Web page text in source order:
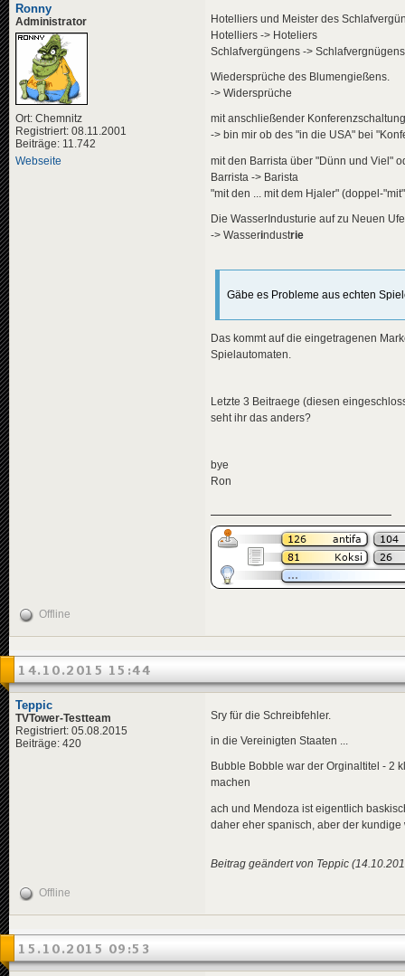
Ronny
Administrator
Ort: Chemnitz
Registriert: 08.11.2001
Beiträge: 11.742
Webseite
Hotelliers und Meister des
Hotelliers -> Hoteliers
Schlafvergüngens -> Schlafvergnügens
Wiedersprüche des Blumengießens.
-> Widersprüche
mit anschließender
-> bin mir ob des "in die USA" bei
mit den Barrista über "Dünn und Viel"
Barrista -> Barista
"mit den ... mit dem Hjaler" (doppel-
Die WasserIndusturie auf zu Neuen
-> Wasserindustrie
Gäbe es Probleme aus echten
Das kommt auf die eingetragenen
Spielautomaten.
Letzte 3 Beitraege (diesen
seht ihr das anders?
bye
Ron
Offline
14.10.2015 15:44
Teppic
TVTower-Testteam
Registriert: 05.08.2015
Beiträge: 420
Sry für die Schreibfehler.
in die Vereinigten Staaten ...
Bubble Bobble war der Orginaltitel - 2
machen
ach und Mendoza ist eigentlich
daher eher spanisch, aber der
Beitrag geändert von Teppic
Offline
15.10.2015 09:53